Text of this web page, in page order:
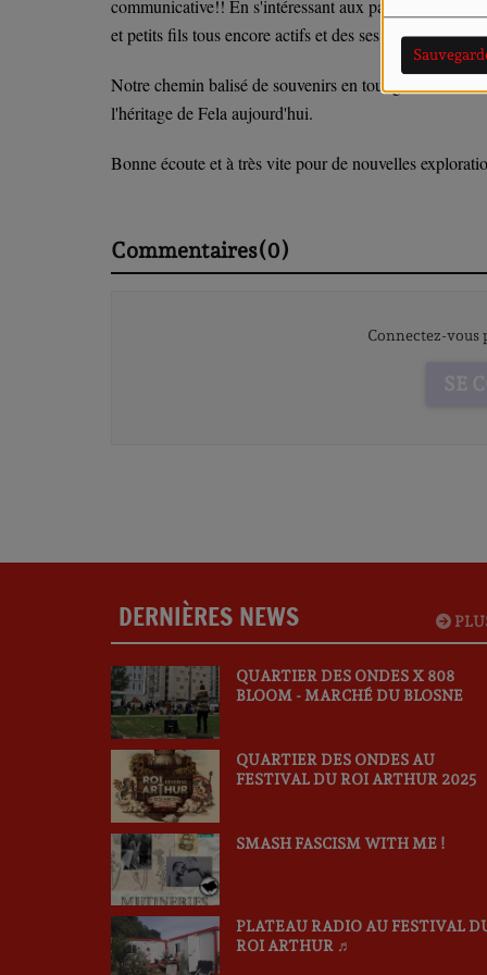
communicative!! En s'intéressant aux parcours, entre
et petits fils tous encore actifs et des ses influences a
Notre chemin balisé de souvenirs en tout genre finira
l'héritage de Fela aujourd'hui.
Bonne écoute et à très vite pour de nouvelles
Commentaires(0)
Connectez-vous
DERNIÈRES NEWS
QUARTIER DES ONDES X 808
BLOOM - MARCHÉ DU BLOSNE
QUARTIER DES ONDES AU
FESTIVAL DU ROI ARTHUR 2025
SMASH FASCISM WITH ME !
PLATEAU RADIO AU FESTIVAL
ROI ARTHUR ♬